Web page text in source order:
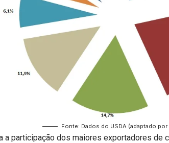
Fonte: Dados do USDA (adaptado por
a participação dos maiores exportadores de